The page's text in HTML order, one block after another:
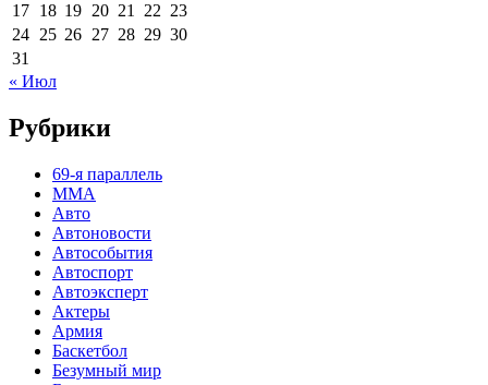
17 18 19 20 21 22 23
24 25 26 27 28 29 30
31
« Июл
Рубрики
69-я параллель
MMA
Авто
Автоновости
Автособытия
Автоспорт
Автоэксперт
Актеры
Армия
Баскетбол
Безумный мир